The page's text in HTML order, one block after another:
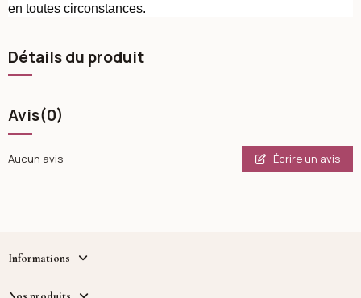
en toutes circonstances.
Détails du produit
Avis(0)
Aucun avis Écrire un avis
Informations